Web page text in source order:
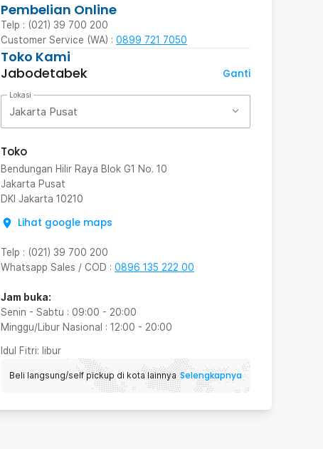
Pembelian Online
Telp : (021) 39 700 200
Customer Service (WA) : 0899 721 7050
Toko Kami
Jabodetabek
Ganti
Lokasi
Jakarta Pusat
Toko
Bendungan Hilir Raya Blok G1 No. 10
Jakarta Pusat
DKI Jakarta 10210
Lihat google maps
Telp : (021) 39 700 200
Whatsapp Sales / COD : 0896 135 222 00
Jam buka:
Senin - Sabtu : 09:00 - 20:00
Minggu/Libur Nasional : 12:00 - 20:00
Idul Fitri: libur
Beli langsung/self pickup di kota lainnya Selengkapnya